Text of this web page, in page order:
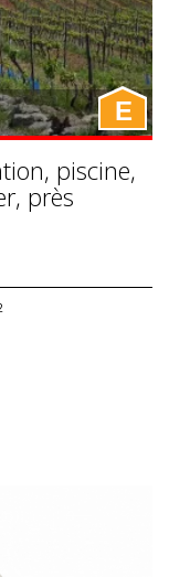
E
piscine,
près